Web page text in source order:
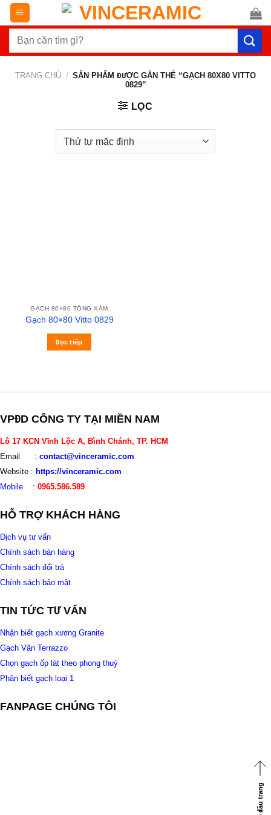
Chuyển
đến
dung
Tìm
TRANG CHỦ / SẢN PHẨM ĐƯỢC GẮN THẺ “GẠCH 80X80 VITTO
0829”
LỌC
GẠCH 80×80 TÔNG XÁM
Gạch 80×80 Vitto 0829
Đọc tiếp
VPĐD CÔNG TY TẠI MIỀN NAM
Lô 17 KCN Vĩnh Lộc A, Bình Chánh, TP. HCM
Email : contact@vinceramic.com
Website : https://vinceramic.com
Mobile : 0965.586.589
HỖ TRỢ KHÁCH HÀNG
Dịch vụ tư vấn
Chính sách bán hàng
Chính sách đổi trả
Chính sách bảo mật
TIN TỨC TƯ VẤN
Nhận biết gạch xương Granite
Gạch Vân Terrazzo
Chọn gạch ốp lát theo phong thuỷ
Phân biết gạch loại 1
FANPAGE CHÚNG TÔI
Về đầu trang